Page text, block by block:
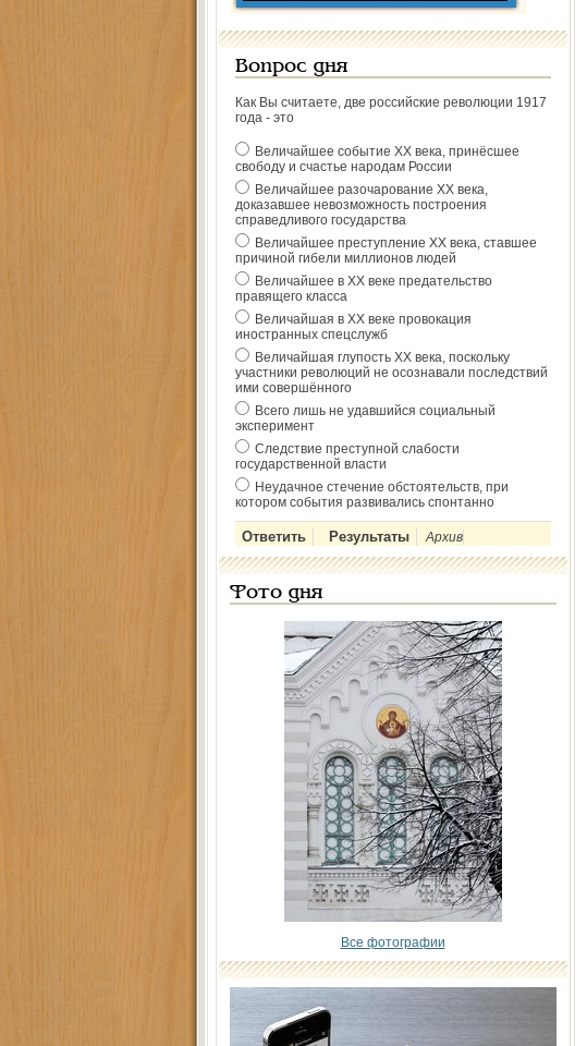
Вопрос дня
Как Вы считаете, две российские революции 1917
года - это
Величайшее событие ХХ века, принёсшее
свободу и счастье народам России
Величайшее разочарование ХХ века,
доказавшее невозможность построения
справедливого государства
Величайшее преступление ХХ века, ставшее
причиной гибели миллионов людей
Величайшее в ХХ веке предательство
правящего класса
Величайшая в ХХ веке провокация
иностранных спецслужб
Величайшая глупость ХХ века, поскольку
участники революций не осознавали последствий
ими совершённого
Всего лишь не удавшийся социальный
эксперимент
Следствие преступной слабости
государственной власти
Неудачное стечение обстоятельств, при
котором события развивались спонтанно
Архив
Фото дня
Все фотографии